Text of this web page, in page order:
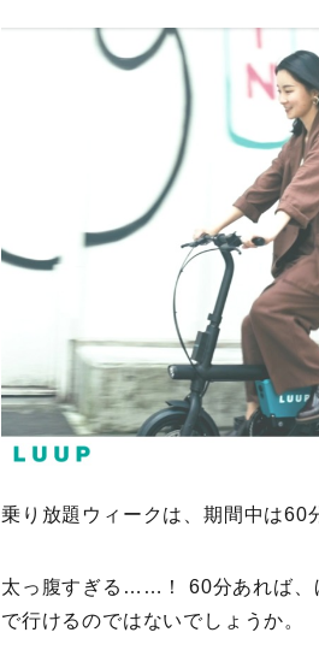
乗り放題ウィークは、 期間中は60
太っ腹すぎる……！ 60分あれば、
で行けるのではないでしょうか。